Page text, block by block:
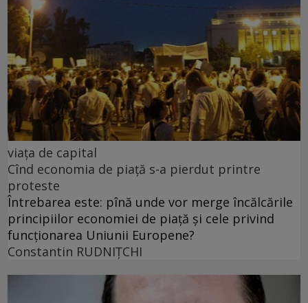
viața de capital
Cînd economia de piață s-a pierdut printre
proteste
Întrebarea este: pînă unde vor merge încălcările
principiilor economiei de piață și cele privind
funcționarea Uniunii Europene?
Constantin RUDNIŢCHI